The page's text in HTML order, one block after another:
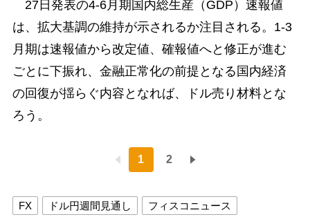
27日発表の4-6月期国内総生産（GDP）速報値
は、拡大基調の維持が示されるか注目される。1-3
月期は速報値から改定値、確報値へと修正が進む
ごとに下振れ、金融正常化の前提となる国内経済
の回復が揺らぐ内容となれば、ドル売り材料とな
ろう。
1 2
FX ドル円週間見通し フィスコニュース